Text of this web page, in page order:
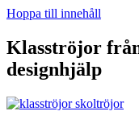
Hoppa till innehåll
Klasströjor
designhjälp